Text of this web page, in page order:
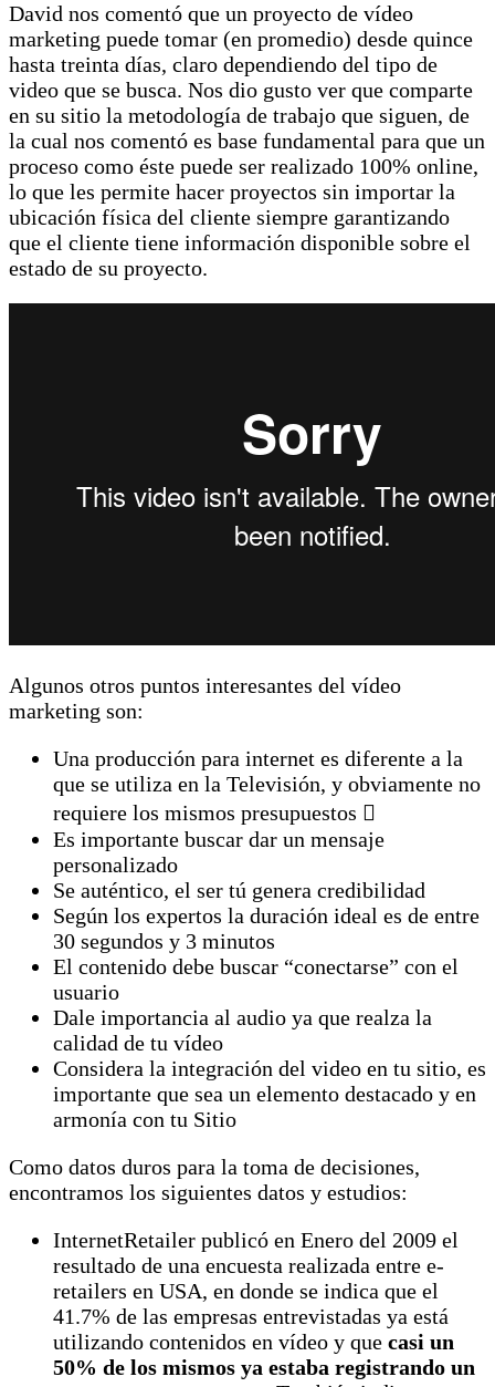
David nos comentó que un proyecto de vídeo
marketing puede tomar (en promedio) desde quince
hasta treinta días, claro dependiendo del tipo de
video que se busca. Nos dio gusto ver que comparte
en su sitio la metodología de trabajo que siguen, de
la cual nos comentó es base fundamental para que un
proceso como éste puede ser realizado 100% online,
lo que les permite hacer proyectos sin importar la
ubicación física del cliente siempre garantizando
que el cliente tiene información disponible sobre el
estado de su proyecto.
Algunos otros puntos interesantes del vídeo
marketing son:
Una producción para internet es diferente a la
que se utiliza en la Televisión, y obviamente no
requiere los mismos presupuestos 
Es importante buscar dar un mensaje
personalizado
Se auténtico, el ser tú genera credibilidad
Según los expertos la duración ideal es de entre
30 segundos y 3 minutos
El contenido debe buscar “conectarse” con el
usuario
Dale importancia al audio ya que realza la
calidad de tu vídeo
Considera la integración del video en tu sitio, es
importante que sea un elemento destacado y en
armonía con tu Sitio
Como datos duros para la toma de decisiones,
encontramos los siguientes datos y estudios:
InternetRetailer publicó en Enero del 2009 el
resultado de una encuesta realizada entre e-
retailers en USA, en donde se indica que el
41.7% de las empresas entrevistadas ya está
utilizando contenidos en vídeo y que casi un
50% de los mismos ya estaba registrando un